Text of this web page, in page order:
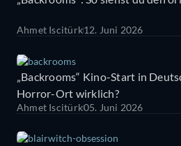
Ahmet Iscitürk12. Juni 2026
„Backrooms“ Kino-Start in
Horror-Ort wirklich?
Ahmet Iscitürk05. Juni 2026